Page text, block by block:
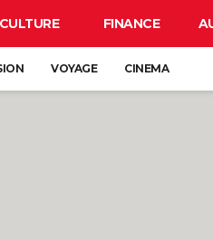
CULTURE FINANCE
VOYAGE CINEMA